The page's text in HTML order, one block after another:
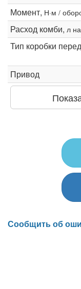
Момент, Н·м /
Расход комби, л
Тип коробки
Привод
Сообщить об